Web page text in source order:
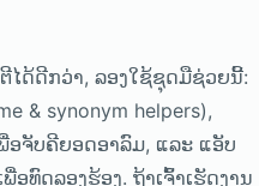
ໄດ້ດີກວ່າ, ລອງໃຊ້ຊຸດມືຊ່ວຍນີ້:
& synonym helpers),
ອຈັບຄີຍອດອາລົມ, ແລະ ແອັບ
ອທົດລອງຮ້ອງ. ຖ້າເຈົ້າເຮັດງານ